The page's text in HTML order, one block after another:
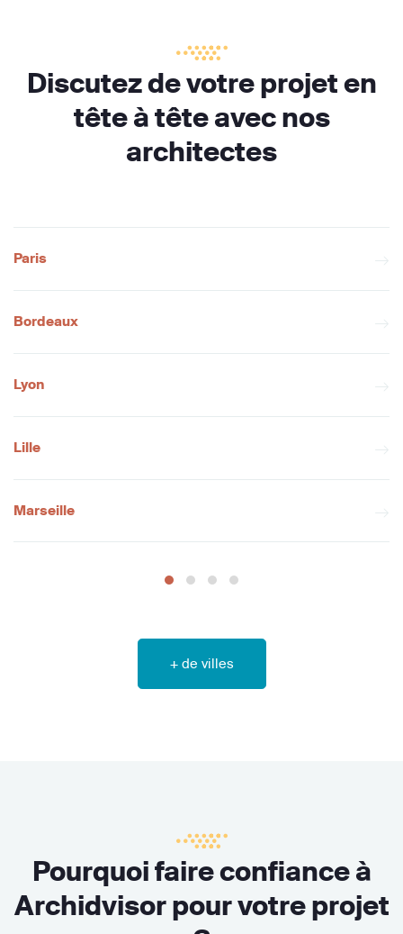
Discutez de votre projet en
tête à tête avec nos
architectes
Paris
Bordeaux
Lyon
Lille
Marseille
+ de villes
Pourquoi faire confiance à
Archidvisor pour votre projet